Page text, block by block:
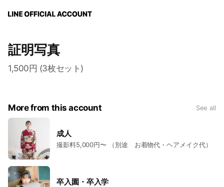
証明写真
1,500円 (3枚セット)
More from this account See all
成人
撮影料5,000円〜 （別途 お着物代・ヘアメイク代）
卒入園・卒入学